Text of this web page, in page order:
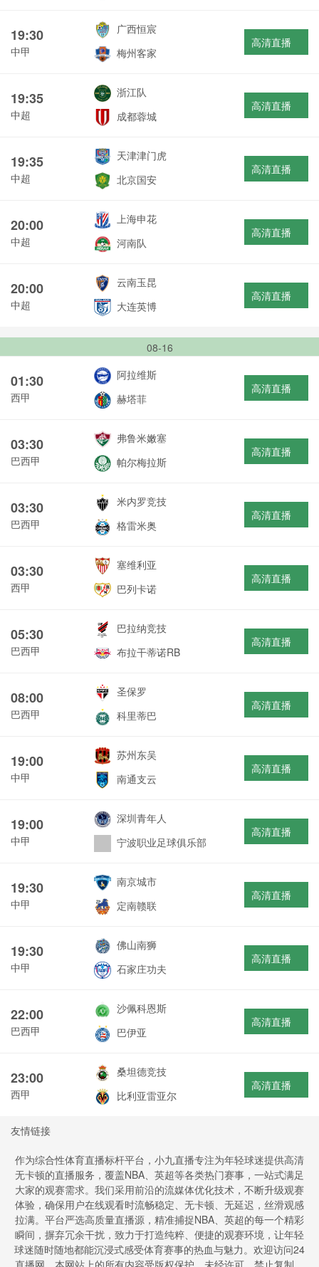
19:30
中甲
广西恒宸
梅州客家
高清直播
19:35
中超
浙江队
成都蓉城
高清直播
19:35
中超
天津津门虎
北京国安
高清直播
20:00
中超
上海申花
河南队
高清直播
20:00
中超
云南玉昆
大连英博
高清直播
08-16
01:30
西甲
阿拉维斯
赫塔菲
高清直播
03:30
巴西甲
弗鲁米嫩塞
帕尔梅拉斯
高清直播
03:30
巴西甲
米内罗竞技
格雷米奥
高清直播
03:30
西甲
塞维利亚
巴列卡诺
高清直播
05:30
巴西甲
巴拉纳竞技
布拉干蒂诺RB
高清直播
08:00
巴西甲
圣保罗
科里蒂巴
高清直播
19:00
中甲
苏州东吴
南通支云
高清直播
19:00
中甲
深圳青年人
宁波职业足球俱乐部
高清直播
19:30
中甲
南京城市
定南赣联
高清直播
19:30
中甲
佛山南狮
石家庄功夫
高清直播
22:00
巴西甲
沙佩科恩斯
巴伊亚
高清直播
23:00
西甲
桑坦德竞技
比利亚雷亚尔
高清直播
友情链接
作为综合性体育直播标杆平台，小九直播专注为年轻球迷提供高清
无卡顿的直播服务，覆盖NBA、英超等各类热门赛事，一站式满足
大家的观赛需求。我们采用前沿的流媒体优化技术，不断升级观赛
体验，确保用户在线观看时流畅稳定、无卡顿、无延迟，丝滑观感
拉满。平台严选高质量直播源，精准捕捉NBA、英超的每一个精彩
瞬间，摒弃冗余干扰，致力于打造纯粹、便捷的观赛环境，让年轻
球迷随时随地都能沉浸式感受体育赛事的热血与魅力。欢迎访问24
直播网，本网站上的所有内容受版权保护。未经许可，禁止复制、